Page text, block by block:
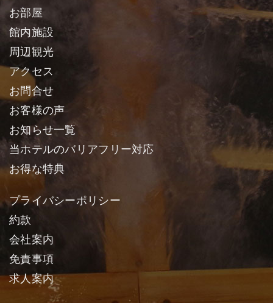
お部屋
館内施設
周辺観光
アクセス
お問合せ
お客様の声
お知らせ一覧
当ホテルのバリアフリー対応
お得な特典
プライバシーポリシー
約款
会社案内
免責事項
求人案内